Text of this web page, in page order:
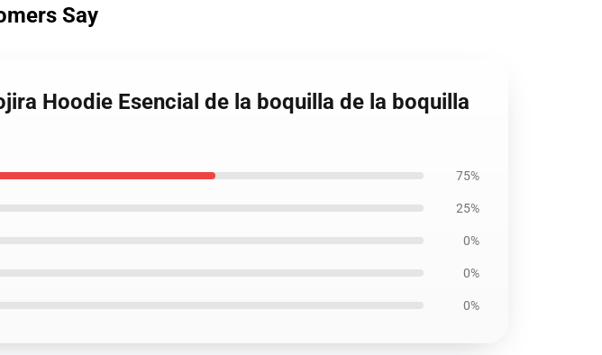
Say
Hoodie Esencial de la boquilla de la boquilla
75%
25%
0%
0%
0%